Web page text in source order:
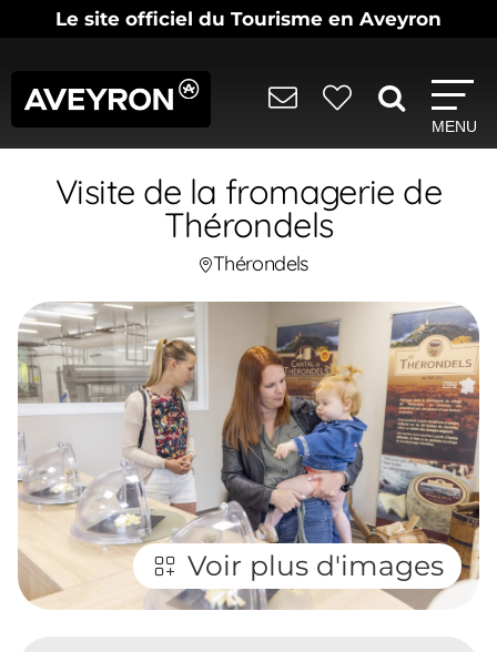
Le site officiel du Tourisme en Aveyron
MENU
Visite de la fromagerie de
Thérondels
Thérondels
Voir plus d'images